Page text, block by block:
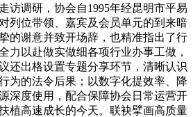
访调研，协会自1995年经昆明市平易
列位带领、嘉宾及会员单元的到来暗
的谢意并致开场辞，也精准指出了行
力以赴做实做细各项行业办事工做，
还出格设置专题分享环节，清晰认识
为的法令后果；以数字化提效率、降
深度使用，配合保障协会日常运营开
植高速成长的今天。联袂擘画高质量